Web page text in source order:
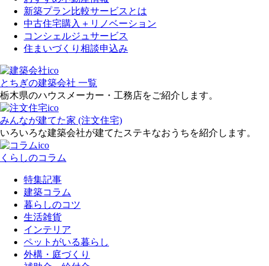
新築プラン比較サービスとは
中古住宅購入＋リノベーション
コンシェルジュサービス
住まいづくり相談申込み
とちぎの建築会社 一覧
栃木県のハウスメーカー・工務店をご紹介します。
みんなが建てた家 (注文住宅)
いろいろな建築会社が建てたステキなおうちを紹介します。
くらしのコラム
特集記事
建築コラム
暮らしのコツ
生活雑貨
インテリア
ペットがいる暮らし
外構・庭づくり